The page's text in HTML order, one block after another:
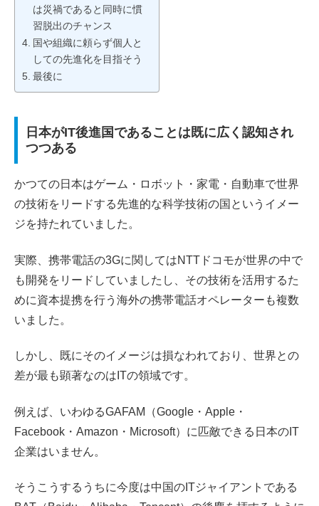
は災禍であると同時に慣
習脱出のチャンス
国や組織に頼らず個人と
しての先進化を目指そう
最後に
日本がIT後進国であることは既に広く認知され
つつある
かつての日本はゲーム・ロボット・家電・自動車で世界
の技術をリードする先進的な科学技術の国というイメー
ジを持たれていました。
実際、携帯電話の3Gに関してはNTTドコモが世界の中で
も開発をリードしていましたし、その技術を活用するた
めに資本提携を行う海外の携帯電話オペレーターも複数
いました。
しかし、既にそのイメージは損なわれており、世界との
差が最も顕著なのはITの領域です。
例えば、いわゆるGAFAM（Google・Apple・
Facebook・Amazon・Microsoft）に匹敵できる日本のIT
企業はいません。
そうこうするうちに今度は中国のITジャイアントである